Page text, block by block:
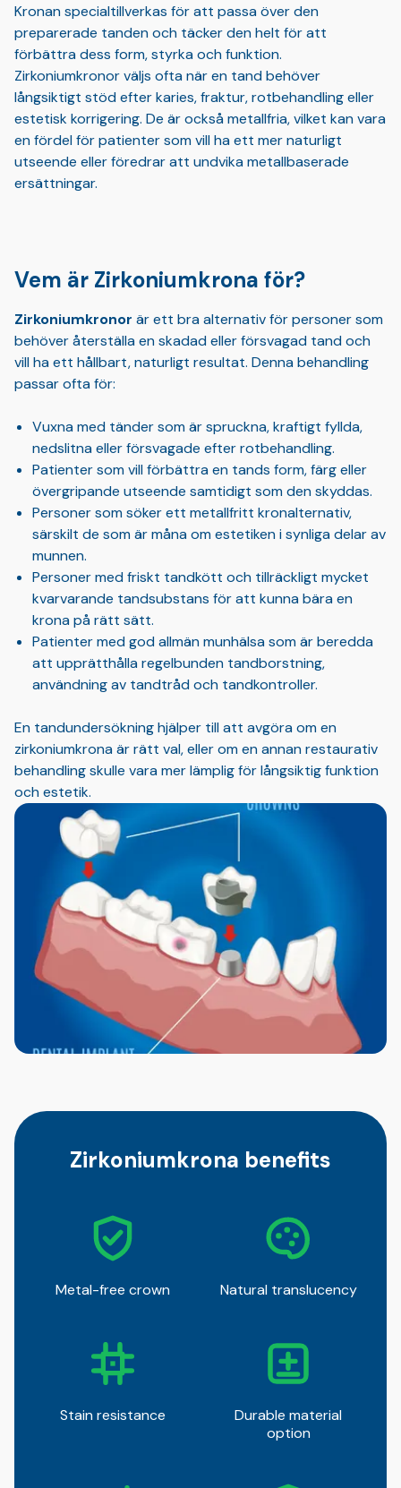
Kronan specialtillverkas för att passa över den
preparerade tanden och täcker den helt för att
förbättra dess form, styrka och funktion.
Zirkoniumkronor väljs ofta när en tand behöver
långsiktigt stöd efter karies, fraktur, rotbehandling eller
estetisk korrigering. De är också metallfria, vilket kan vara
en fördel för patienter som vill ha ett mer naturligt
utseende eller föredrar att undvika metallbaserade
ersättningar.
Vem är Zirkoniumkrona för?
Zirkoniumkronor är ett bra alternativ för personer som
behöver återställa en skadad eller försvagad tand och
vill ha ett hållbart, naturligt resultat. Denna behandling
passar ofta för:
Vuxna med tänder som är spruckna, kraftigt fyllda,
nedslitna eller försvagade efter rotbehandling.
Patienter som vill förbättra en tands form, färg eller
övergripande utseende samtidigt som den skyddas.
Personer som söker ett metallfritt kronalternativ,
särskilt de som är måna om estetiken i synliga delar av
munnen.
Personer med friskt tandkött och tillräckligt mycket
kvarvarande tandsubstans för att kunna bära en
krona på rätt sätt.
Patienter med god allmän munhälsa som är beredda
att upprätthålla regelbunden tandborstning,
användning av tandtråd och tandkontroller.
En tandundersökning hjälper till att avgöra om en
zirkoniumkrona är rätt val, eller om en annan restaurativ
behandling skulle vara mer lämplig för långsiktig funktion
och estetik.
Zirkoniumkrona benefits
Metal-free crown Natural translucency
Stain resistance
Durable material
option